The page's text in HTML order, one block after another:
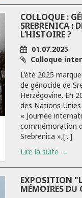
COLLOQUE :
SREBRENICA :
L’HISTOIRE ?
01.07.2025
Colloque
L’été 2025
de génocide de
Herzégovine. En
des Nations-
« Journée
commémoration
Srebrenica »,[...]
Lire la suite
EXPOSITION
MÉMOIRES DU